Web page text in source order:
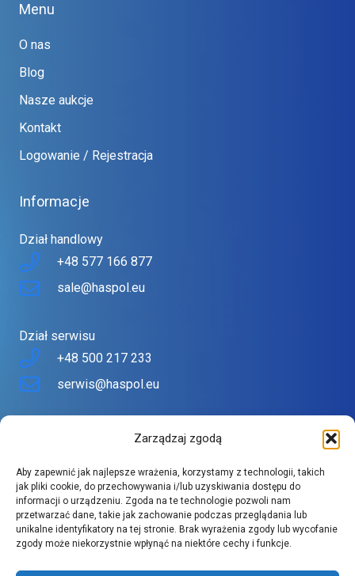
Zarządzaj zgodą
Aby zapewnić jak najlepsze wrażenia, korzystamy z technologii, takich
jak pliki cookie, do przechowywania i/lub uzyskiwania dostępu do
informacji o urządzeniu. Zgoda na te technologie pozwoli nam
przetwarzać dane, takie jak zachowanie podczas przeglądania lub
unikalne identyfikatory na tej stronie. Brak wyrażenia zgody lub wycofanie
zgody może niekorzystnie wpłynąć na niektóre cechy i funkcje.
Menu
O nas
Blog
Nasze aukcje
Kontakt
Logowanie / Rejestracja
Informacje
Dział handlowy
+48 577 166 877
sale@haspol.eu
Dział serwisu
+48 500 217 233
serwis@haspol.eu
Znajdziesz tu urządzenia topowych producentów w
atrakcyjnych cenach.
Szeroki asortyment spełnia wysokie wymagania naszych
klientów.